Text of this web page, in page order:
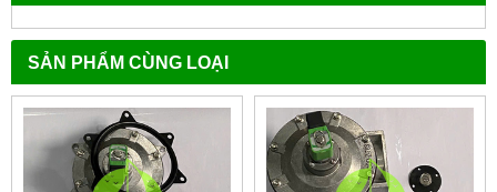
SẢN PHẨM CÙNG LOẠI